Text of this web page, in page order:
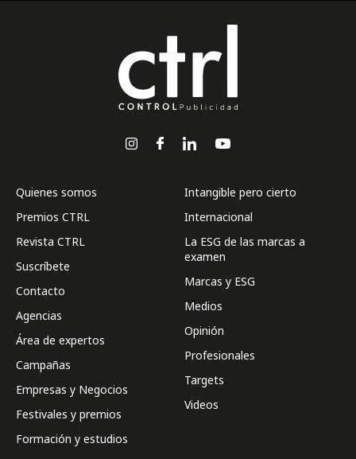
Quienes somos
Premios CTRL
Revista CTRL
Suscríbete
Contacto
Agencias
Área de expertos
Campañas
Empresas y Negocios
Festivales y premios
Formación y estudios
Intangible pero cierto
Internacional
La ESG de las marcas a
examen
Marcas y ESG
Medios
Opinión
Profesionales
Targets
Videos